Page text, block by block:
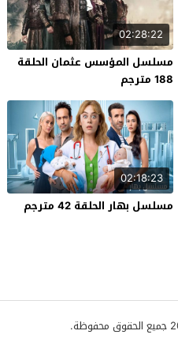
02:28:22
مسلسل المؤسس عثمان الحلقة
188 مترجم
02:18:23
مسلسل بهار الحلقة 42 مترجم